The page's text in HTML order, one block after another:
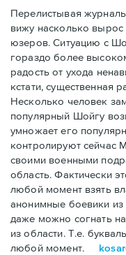
Перелистывая
вижу насколько
юзеров. Ситуацию с
гораздо более
радость от ухода
кстати, существенная
Несколько человек
популярный Шойгу
умножает его
контролируют сейчас
своими военными
область. Фактически
любой момент взять
анонимные боевики
даже можно согнать
из области. Т.е.
любой момент.